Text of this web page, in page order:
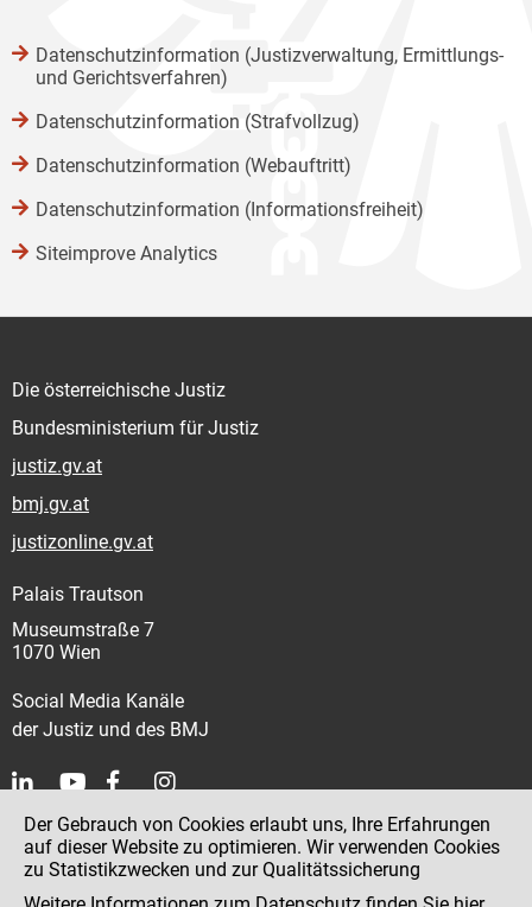
Datenschutzinformation (Justizverwaltung, Ermittlungs-
und Gerichtsverfahren)
Datenschutzinformation (Strafvollzug)
Datenschutzinformation (Webauftritt)
Datenschutzinformation (Informationsfreiheit)
Siteimprove Analytics
Die österreichische Justiz
Bundesministerium für Justiz
justiz.gv.at
bmj.gv.at
justizonline.gv.at
Palais Trautson
Museumstraße 7
1070 Wien
Social Media Kanäle
der Justiz und des BMJ
Kontakt
Impressum
Der Gebrauch von Cookies erlaubt uns, Ihre Erfahrungen
auf dieser Website zu optimieren. Wir verwenden Cookies
zu Statistikzwecken und zur Qualitätssicherung